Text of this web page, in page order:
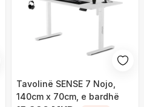
Tavolinë SENSE 7 Nojo,
140cm x 70cm, e bardhë